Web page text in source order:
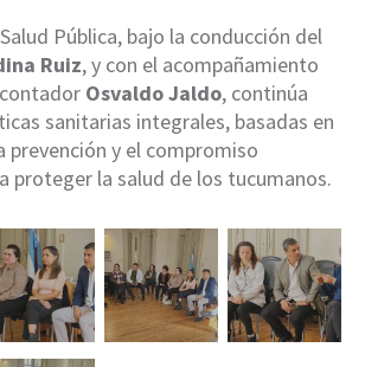
Pública, bajo la conducción del
Ruiz, y con el acompañamiento
Osvaldo Jaldo, continúa
sanitarias integrales, basadas en
prevención y el compromiso
proteger la salud de los tucumanos.